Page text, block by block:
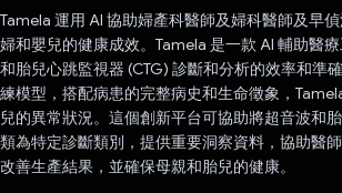
Tamela 運用 AI 協助婦產科醫師及婦科醫師及早
婦和嬰兒的健康成效。Tamela 是一款 AI 輔助醫
和胎兒心跳監視器 (CTG) 診斷和分析的效率和準
練模型，搭配病患的完整病史和生命徵象，
兒的異常狀況。這個創新平台可協助將超音波和
類為特定診斷類別，提供重要洞察資料，協助醫
改善生產結果，並確保母親和胎兒的健康。